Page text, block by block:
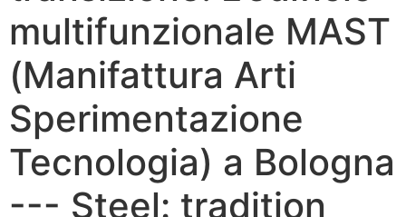
multifunzionale MAST
(Manifattura Arti
Sperimentazione
Tecnologia) a Bologna
--- Steel: tradition